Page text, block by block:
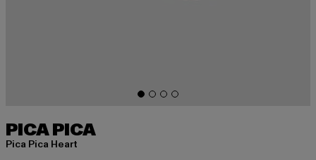
PICA PICA
Pica Pica Heart